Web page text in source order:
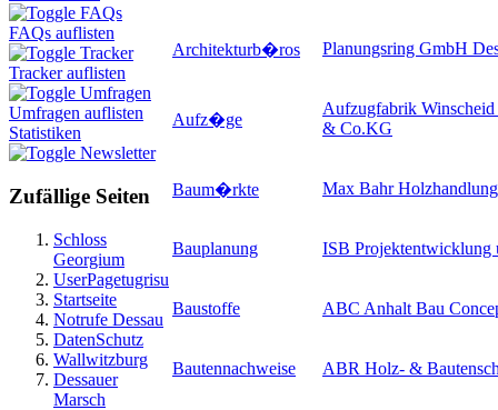
FAQs
FAQs auflisten
Tracker
Tracker auflisten
Umfragen
Umfragen auflisten
Statistiken
Newsletter
Zufällige Seiten
Schloss
Georgium
UserPagetugrisu
Startseite
Notrufe Dessau
DatenSchutz
Wallwitzburg
Dessauer
Marsch
Architekturb�ros Planungsring GmbH
Aufz�ge
Aufzugfabrik
& Co.KG
Baum�rkte Max Bahr
Bauplanung ISB Projektentwicklung
Baustoffe ABC Anhalt Bau
Bautennachweise ABR Holz- &